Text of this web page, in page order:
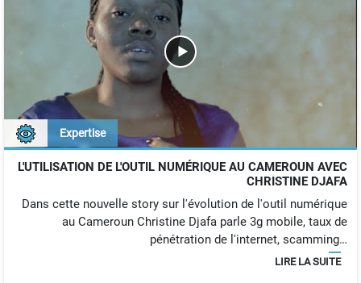
Expertise
L'UTILISATION DE L'OUTIL NUMÉRIQUE AU CAMEROUN AVEC
CHRISTINE DJAFA
Dans cette nouvelle story sur l'évolution de l'outil numérique
au Cameroun Christine Djafa parle 3g mobile, taux de
pénétration de l'internet, scamming…
LIRE LA SUITE